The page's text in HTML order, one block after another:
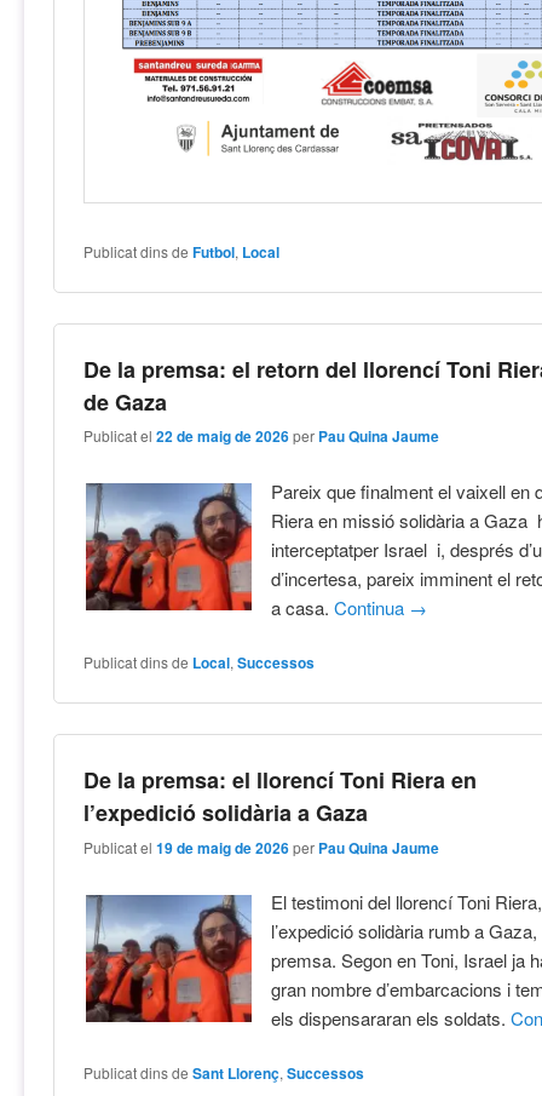
Publicat dins de Futbol, Local
De la premsa: el retorn del llorencí Toni
de Gaza
Publicat el22 de maig de 2026 per Pau Quina Jaume
Pareix que finalment el vaixell en
Riera en missió solidària a Gaza
interceptatper Israel i, després
d’incertesa, pareix imminent el
a casa.Continua →
Publicat dins de Local,Successos
De la premsa: el llorencí Toni Riera en
l’expedició solidària a Gaza
Publicat el19 de maig de 2026 per Pau Quina Jaume
El testimoni del llorencí Toni
l’expedició solidària rumb a
premsa. Segon en Toni, Israel ja
gran nombre d’embarcacions i
els dispensararan els soldats.
Publicat dins de Sant Llorenç,Successos